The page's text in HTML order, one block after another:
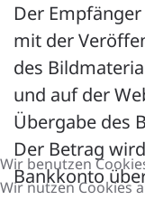
Der
mit der
des
und auf der
Übergabe des
Der Betrag
Bankkonto
Wir benutzen
Wir nutzen Cookies